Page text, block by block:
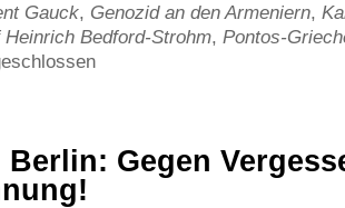
Gauck, Genozid an den Armeniern,
Bedford-Strohm, Pontos-
Berlin: Gegen